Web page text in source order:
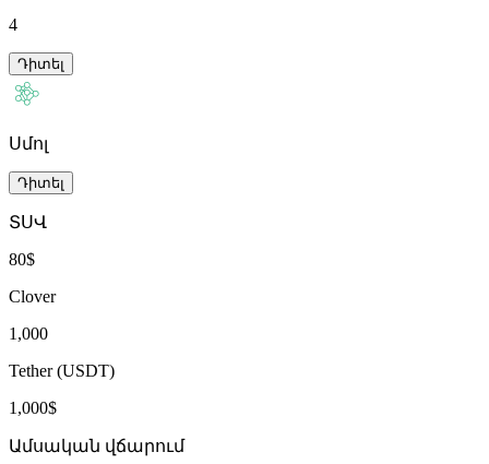
4
Դիտել
Սմոլ
Դիտել
ՏՍՎ
80$
Clover
1,000
Tether (USDT)
1,000$
Ամսական վճարում